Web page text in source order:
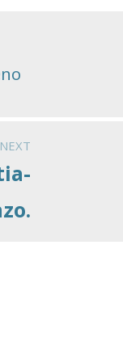
NEXT